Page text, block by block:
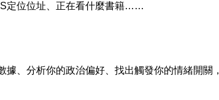
定位位址、正在看什麼書籍……
據、分析你的政治偏好、找出觸發你的情緒開關，